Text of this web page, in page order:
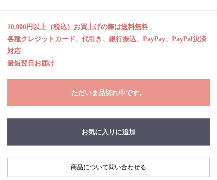
10,000円以上（税込）お買上げの際は送料無料
各種クレジットカード、代引き、銀行振込、PayPay、PayPal決済
対応
最短翌日お届け
ただいま品切れ中です。
お気に入りに追加
商品について問い合わせる